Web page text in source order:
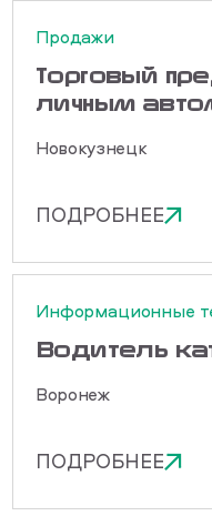
Продажи
Торговый
личным
Новокузнецк
ПОДРОБНЕЕ
Информационные
Водитель
Воронеж
ПОДРОБНЕЕ